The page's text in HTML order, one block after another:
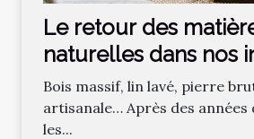
Le retour des
naturelles dans nos
effet de mode ou
tendance ?
Bois massif, lin lavé, pierre
artisanale… Après des années
les...